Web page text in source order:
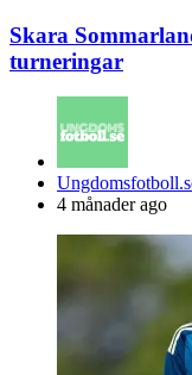
Skara
turneringar
Posted
by
4 månader ago